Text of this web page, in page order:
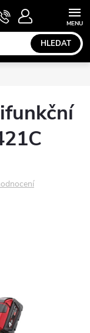
HLEDAT
NÁKUPNÍ
KOŠÍK